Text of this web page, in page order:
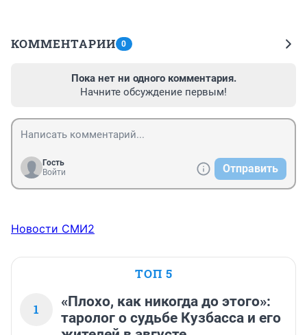
КОММЕНТАРИИ 0
Пока нет ни одного комментария.
Начните обсуждение первым!
Гость
Войти
Отправить
Новости СМИ2
ТОП 5
1
«Плохо, как никогда до этого»:
таролог о судьбе Кузбасса и его